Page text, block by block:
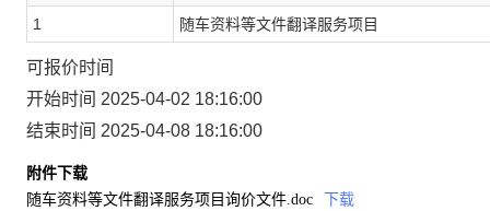
1 随车资料等文件翻译服务项目
可报价时间
开始时间 2025-04-02 18:16:00
结束时间 2025-04-08 18:16:00
附件下载
随车资料等文件翻译服务项目询价文件.doc
下载